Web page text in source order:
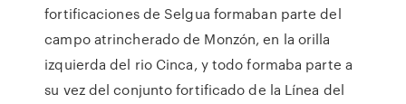
fortificaciones de Selgua formaban parte del
campo atrincherado de Monzón, en la orilla
izquierda del rio Cinca, y todo formaba parte a
su vez del conjunto fortificado de la Línea del